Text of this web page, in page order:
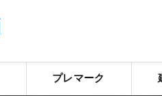
プレマーク